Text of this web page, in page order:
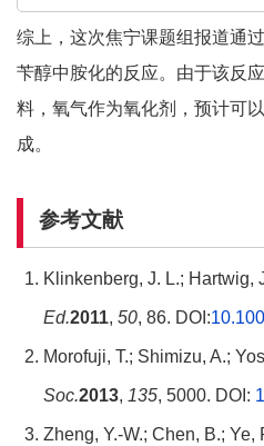
综上，这次焦宁课题组报道通
苄醇中胺化的反应。由于该反
料，氧气作为氧化剂，预计可
成。
参考文献
Klinkenberg, J. L.; Hartwig,
Ed.2011, 50, 86. DOI:
Morofuji, T.; Shimizu, A.;
Soc.2013, 135, 5000. DOI:
Zheng, Y.-W.; Chen, B.; Ye,